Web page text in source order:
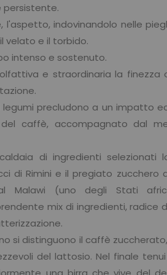
persistente.
indovinandolo nelle
velato e il torbido.
intenso e sostenuto.
e straordinaria la finezza
precludono a un impatto
caffè, accompagnato dal
di ingredienti selezionati
di Rimini e il pregiato zucchero
Malawi (uno degli Stati
mix di ingredienti, radice
si distinguono il caffè
del lattosio. Nel finale